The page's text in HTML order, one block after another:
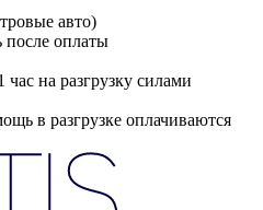
авто)
после оплаты
на разгрузку силами
в разгрузке оплачиваются